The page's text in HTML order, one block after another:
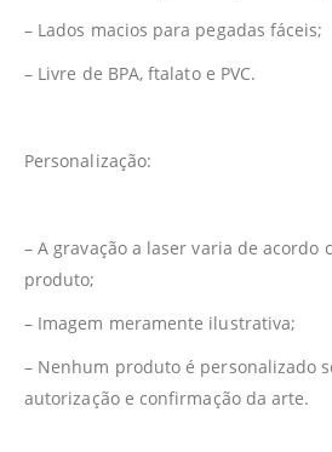
– Lados macios para pegadas fáceis;
– Livre de BPA, ftalato e PVC.
Personalização:
– A gravação a laser varia de acordo
produto;
– Imagem meramente ilustrativa;
– Nenhum produto é personalizado
autorização e confirmação da arte.